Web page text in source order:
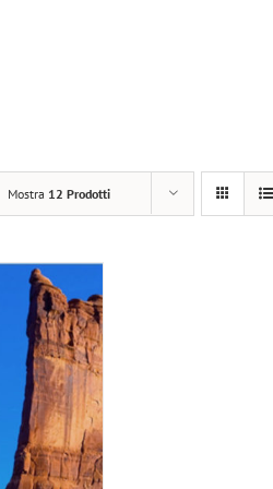
Mostra 12 Prodotti